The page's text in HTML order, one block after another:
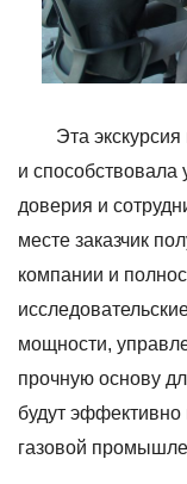
Эта
и
доверия и
месте заказчик
компании и
мощности,
прочную основу
будут эффективно
газовой